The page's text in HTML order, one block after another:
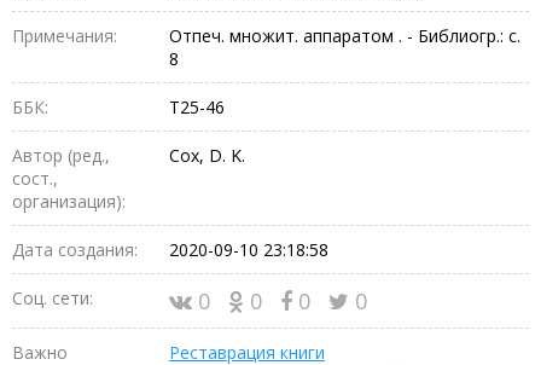
Примечания:
Отпеч. множит. аппаратом . - Библиогр.: с.
8
ББК: Т25-46
Автор (ред.,
сост.,
организация):
Cox, D. K.
Дата создания: 2020-09-10 23:18:58
Соц. сети: 0 0 0 0
Важно Реставрация книги